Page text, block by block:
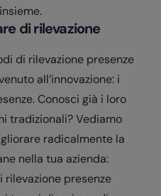
di rilevazione
di rilevazione presenze
all’innovazione: i
Conosci già i loro
tradizionali? Vediamo
radicalmente la
nella tua azienda:
rilevazione presenze